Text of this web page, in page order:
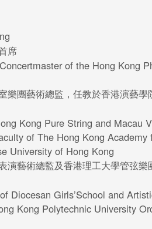
席
of the Hong Kong
樂團藝術總監，任教於香港演藝學
Kong Pure String and Macau
of The Hong Kong Academy
University of Hong Kong
演藝術總監及香港理工大學管弦樂
Diocesan Girls’School and
Kong Polytechnic University